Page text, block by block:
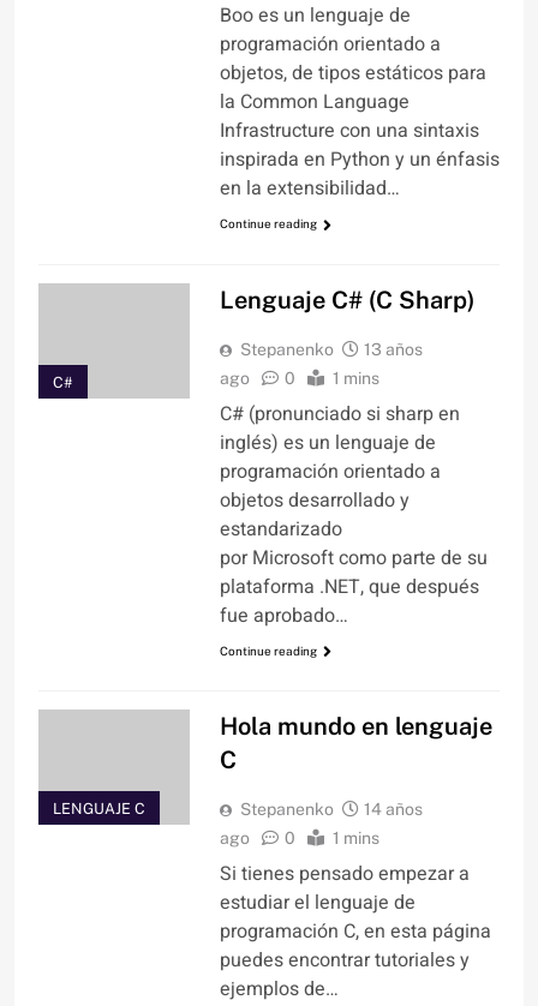
Boo es un lenguaje de
programación orientado a
objetos, de tipos estáticos para
la Common Language
Infrastructure con una sintaxis
inspirada en Python y un énfasis
en la extensibilidad…
Continue reading
C#
Lenguaje C# (C Sharp)
Stepanenko
13 años
ago
0 1 mins
C# (pronunciado si sharp en
inglés) es un lenguaje de
programación orientado a
objetos desarrollado y
estandarizado
por Microsoft como parte de su
plataforma .NET, que después
fue aprobado…
Continue reading
LENGUAJE C
Hola mundo en lenguaje
C
Stepanenko
14 años
ago
0 1 mins
Si tienes pensado empezar a
estudiar el lenguaje de
programación C, en esta página
puedes encontrar tutoriales y
ejemplos de…